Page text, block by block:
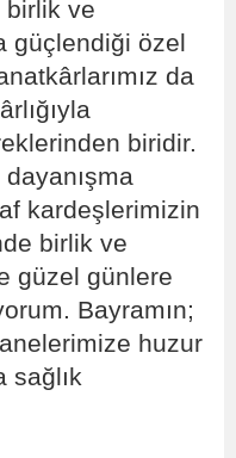
birlik ve
güçlendiği özel
da
biridir.
kardeşlerimizin
birlik ve
güzel günlere
Bayramın;
huzur
sağlık